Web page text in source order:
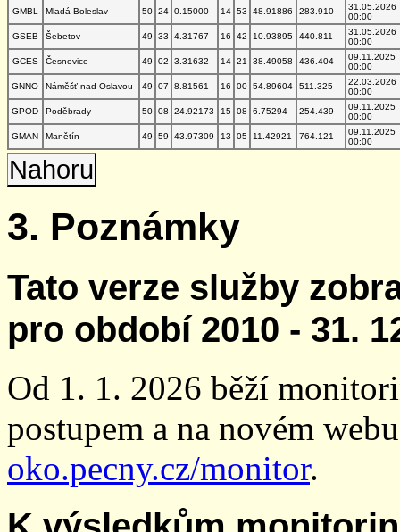
GMBL
Mladá Boleslav 50 24 0.15000 14 53 48.91886 283.910
31.05.2026
00:00
GSEB
Šebetov 49 33 4.31767 16 42 10.93895 440.811
31.05.2026
00:00
GCES
Česnovice 49 02 3.31632 14 21 38.49058 436.404
09.11.2025
00:00
GNNO
Náměšť nad Oslavou 49 07 8.81561 16 00 54.89604 511.325
22.03.2026
00:00
GPOD
Poděbrady 50 08 24.92173 15 08 6.75294 254.439
09.11.2025
00:00
GMAN
Manětín 49 59 43.97309 13 05 11.42921 764.121
09.11.2025
00:00
Nahoru
3. Poznámky
Tato verze služby
pro období 2010 - 31.
Od 1. 1. 2026 běží
postupem a na novém
oko.pecny.cz/monitor.